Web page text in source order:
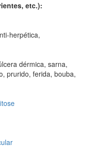
etc.):
herpética,
dérmica, sarna,
prurido, ferida, bouba,